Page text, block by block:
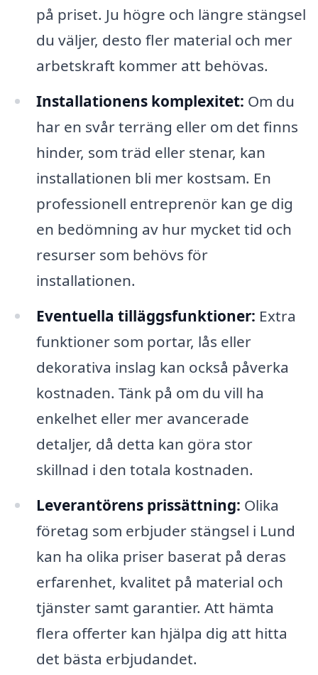
på priset. Ju högre och längre stängsel
du väljer, desto fler material och mer
arbetskraft kommer att behövas.
Installationens komplexitet: Om du
har en svår terräng eller om det finns
hinder, som träd eller stenar, kan
installationen bli mer kostsam. En
professionell entreprenör kan ge dig
en bedömning av hur mycket tid och
resurser som behövs för
installationen.
Eventuella tilläggsfunktioner: Extra
funktioner som portar, lås eller
dekorativa inslag kan också påverka
kostnaden. Tänk på om du vill ha
enkelhet eller mer avancerade
detaljer, då detta kan göra stor
skillnad i den totala kostnaden.
Leverantörens prissättning: Olika
företag som erbjuder stängsel i Lund
kan ha olika priser baserat på deras
erfarenhet, kvalitet på material och
tjänster samt garantier. Att hämta
flera offerter kan hjälpa dig att hitta
det bästa erbjudandet.